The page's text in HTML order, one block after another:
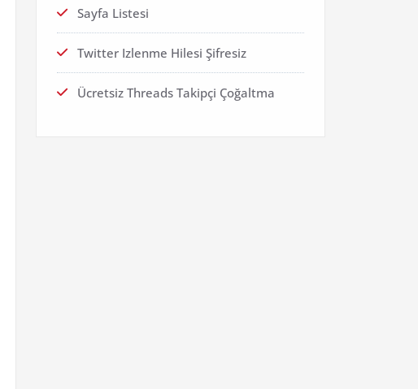
Sayfa Listesi
Twitter Izlenme Hilesi Şifresiz
Ücretsiz Threads Takipçi Çoğaltma